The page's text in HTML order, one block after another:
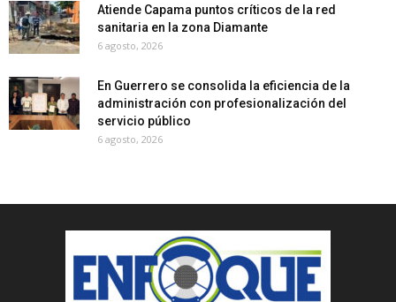
Atiende Capama puntos críticos de la red
sanitaria en la zona Diamante
6 agosto, 2026
En Guerrero se consolida la eficiencia de la
administración con profesionalización del
servicio público
6 agosto, 2026